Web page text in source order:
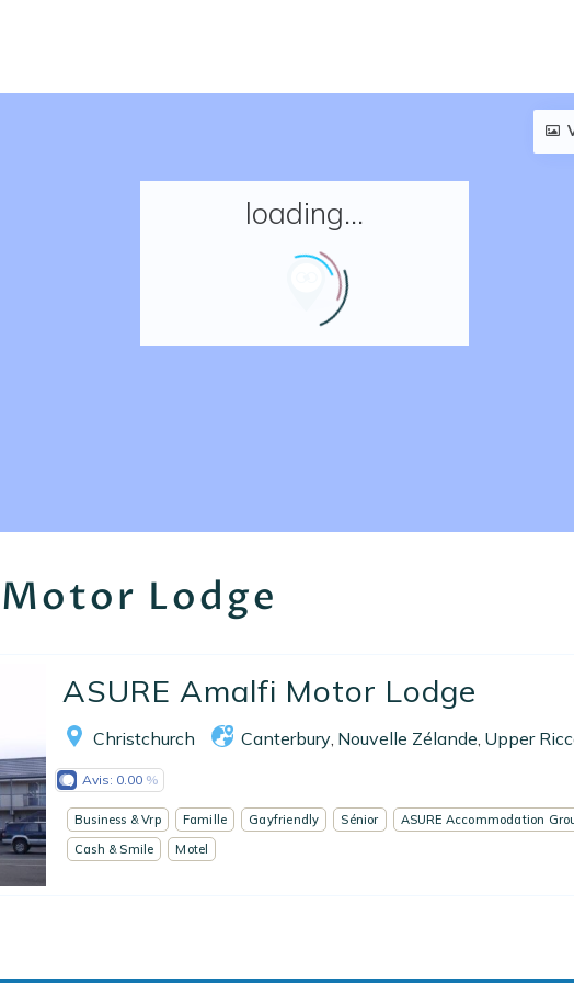
Réserver un séjour
Ecrivez-nous
loading...
Lodge
ASURE Amalfi Motor Lodge
Christchurch Canterbury Nouvelle Zélande Upper
Avis: 0.00
Business & Vrp Famille Gayfriendly Sénior
ASURE Accommodation
Cash & Smile
Motel